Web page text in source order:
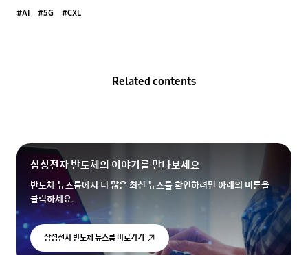
#AI #5G #CXL
Related contents
삼성전자 반도체의 이야기를 만나보세요
반도체 뉴스룸에서 더 많은 최신 뉴스를 확인하려면 아래의 버튼을
클릭하세요.
삼성전자 반도체 뉴스룸 바로가기